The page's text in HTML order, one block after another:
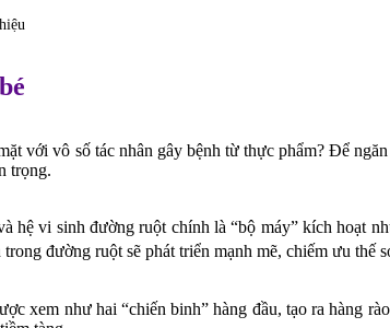
với vô số tác nhân gây bệnh từ thực phẩm? Để
trọng.
hệ vi sinh đường ruột chính là “bộ máy” kích hoạt
đường ruột sẽ phát triển mạnh mẽ, chiếm ưu thế
xem như hai “chiến binh” hàng đầu, tạo ra hàng